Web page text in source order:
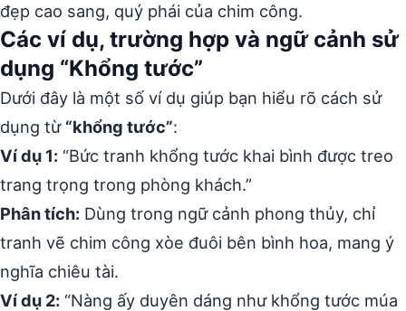
đẹp cao sang, quý phái của chim công.
Các ví dụ, trường hợp và ngữ cảnh sử
dụng “Khổng tước”
Dưới đây là một số ví dụ giúp bạn hiểu rõ cách sử
dụng từ “khổng tước”:
Ví dụ 1: “Bức tranh khổng tước khai bình được treo
trang trọng trong phòng khách.”
Phân tích: Dùng trong ngữ cảnh phong thủy, chỉ
tranh vẽ chim công xòe đuôi bên bình hoa, mang ý
nghĩa chiêu tài.
Ví dụ 2: “Nàng ấy duyên dáng như khổng tước múa